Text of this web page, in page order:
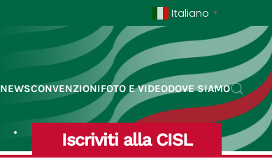
Italiano ▼
NEWSCONVENZIONIFOTO E VIDEODOVE SIAMO
Iscriviti alla CISL